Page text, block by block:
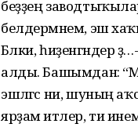
беҙҙең
белдермәнем, эш
Бәлки, һиҙенгәндер
алды. Башымдан:
эшләгәс ни, шуның
ярҙам итәлер, ти